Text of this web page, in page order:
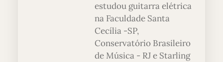
estudou guitarra elétrica
na Faculdade Santa
Cecília -SP,
Conservatório Brasileiro
de Música - RJ e Starling